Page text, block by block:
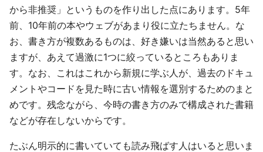
から非推奨」というものを作り出した点にあります。5年
前、10年前の本やウェブがあまり役に立たちません。な
お、書き方が複数あるものは、好き嫌いは当然あると思い
ますが、あえて過激に1つに絞っているところもありま
す。なお、これはこれから新規に学ぶ人が、過去のドキュ
メントやコードを見た時に古い情報を選別するためのまと
めです。残念ながら、今時の書き方のみで構成された書籍
などが存在しないからです。
たぶん明示的に書いていても読み飛ばす人はいると思いま